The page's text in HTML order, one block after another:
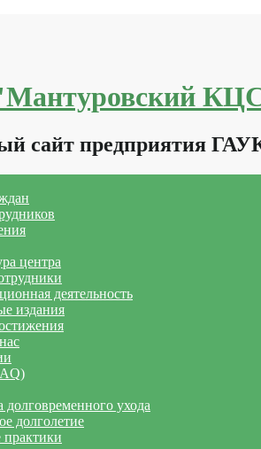
сайт предприятия
центра
деятельность
издания
долговременного ухода
долголетие